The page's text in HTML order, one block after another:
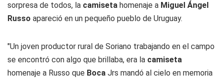
sorpresa de todos, la camiseta homenaje a Miguel Ángel
Russo apareció en un pequeño pueblo de Uruguay.
"Un joven productor rural de Soriano trabajando en el campo
se encontró con algo que brillaba, era la camiseta
homenaje a Russo que Boca Jrs mandó al cielo en memoria